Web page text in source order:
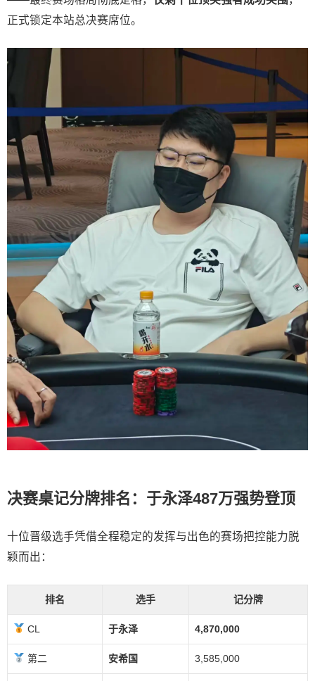
正式锁定本站总决赛席位。
决赛桌记分牌排名：于永泽487万强势登顶
十位晋级选手凭借全程稳定的发挥与出色的赛场把控能力脱
颖而出：
排名 选手 记分牌
CL 于永泽 4,870,000
第二 安希国 3,585,000